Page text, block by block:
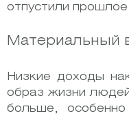
отпустили
Материальный
Низкие доходы
образ жизни
больше,